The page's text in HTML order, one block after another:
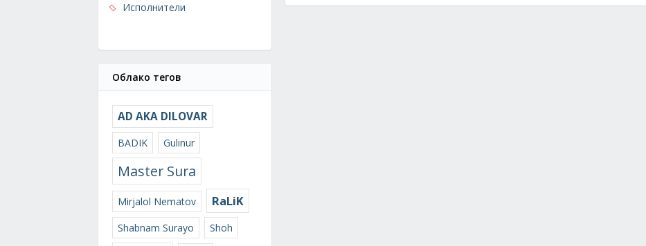
Исполнители
Облако тегов
AD AKA DILOVAR
BADIK Gulinur
Master Sura
Mirjalol Nematov RaLiK
Shabnam Surayo Shoh